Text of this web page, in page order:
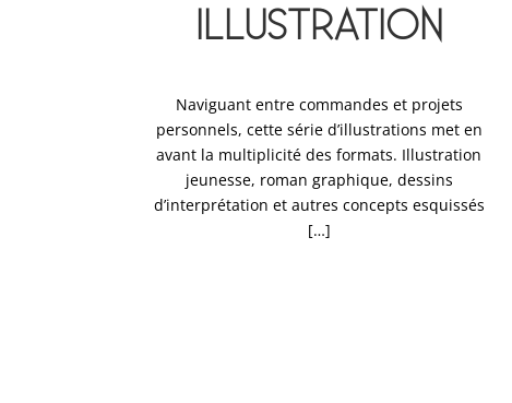
ILLUSTRATION
Naviguant entre commandes et projets
personnels, cette série d’illustrations met en
avant la multiplicité des formats. Illustration
jeunesse, roman graphique, dessins
d’interprétation et autres concepts esquissés
[…]